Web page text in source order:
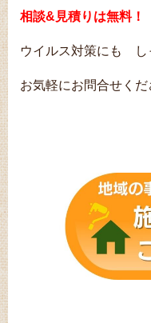
相談&見積りは無料！
ウイルス対策にも し
お気軽にお問合せくだ